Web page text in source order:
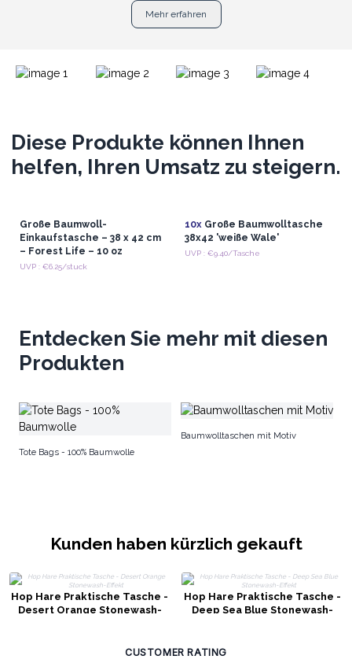
Mehr erfahren
Diese Produkte können Ihnen
helfen, Ihren Umsatz zu steigern.
Große Baumwoll-
Einkaufstasche – 38 x 42 cm
– Forest Life – 10 oz
UVP : €6.25/stuck
10xGroße Baumwolltasche
38x42 'weiße Wale'
UVP : €9.40/Tasche
Entdecken Sie mehr mit diesen
Produkten
Tote Bags - 100% Baumwolle
Baumwolltaschen mit Motiv
Kunden haben kürzlich gekauft
Hop Hare Praktische Tasche -
Desert Orange Stonewash-
Hop Hare Praktische Tasche -
Deep Sea Blue Stonewash-
CUSTOMER RATING